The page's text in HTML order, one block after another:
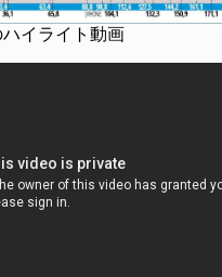
イライト動画